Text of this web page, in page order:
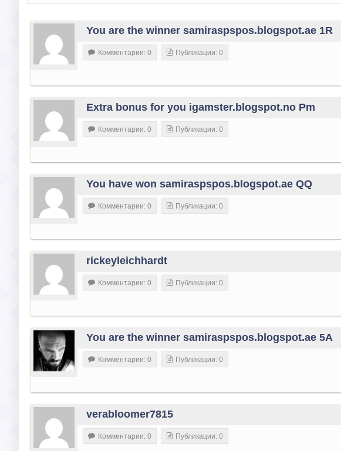
You are the winner samiraspspos.blogspot.ae 1R
Комментарии: 0 Публикации: 0
Extra bonus for you igamster.blogspot.no Pm
Комментарии: 0 Публикации: 0
You have won samiraspspos.blogspot.ae QQ
Комментарии: 0 Публикации: 0
rickeyleichhardt
Комментарии: 0 Публикации: 0
You are the winner samiraspspos.blogspot.ae 5A
Комментарии: 0 Публикации: 0
verabloomer7815
Комментарии: 0 Публикации: 0